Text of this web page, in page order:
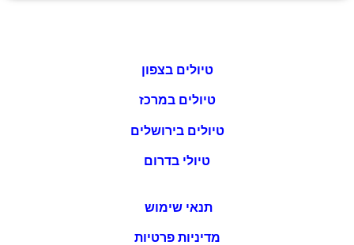
טיולים בצפון
טיולים במרכז
טיולים בירושלים
טיולי בדרום
תנאי שימוש
מדיניות פרטיות